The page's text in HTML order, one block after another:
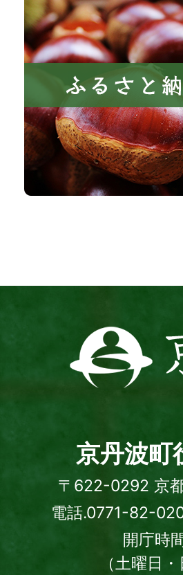
に
い
き
町
京
る
さ
と
税
丹
波
town
京丹波町
〒622-0292 京
電話.0771-82-
開庁時
（土曜日